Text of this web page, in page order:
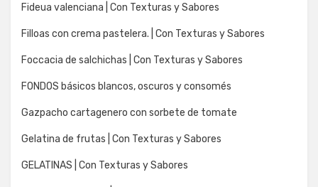
Fideua valenciana | Con Texturas y Sabores
Filloas con crema pastelera. | Con Texturas y Sabores
Foccacia de salchichas | Con Texturas y Sabores
FONDOS básicos blancos, oscuros y consomés
Gazpacho cartagenero con sorbete de tomate
Gelatina de frutas | Con Texturas y Sabores
GELATINAS | Con Texturas y Sabores